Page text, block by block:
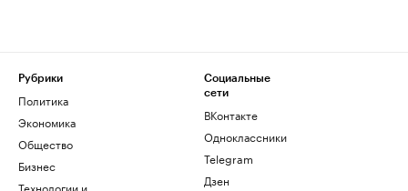
Рубрики
Политика
Экономика
Общество
Бизнес
Технологии и
Социальные
сети
ВКонтакте
Одноклассники
Telegram
Дзен